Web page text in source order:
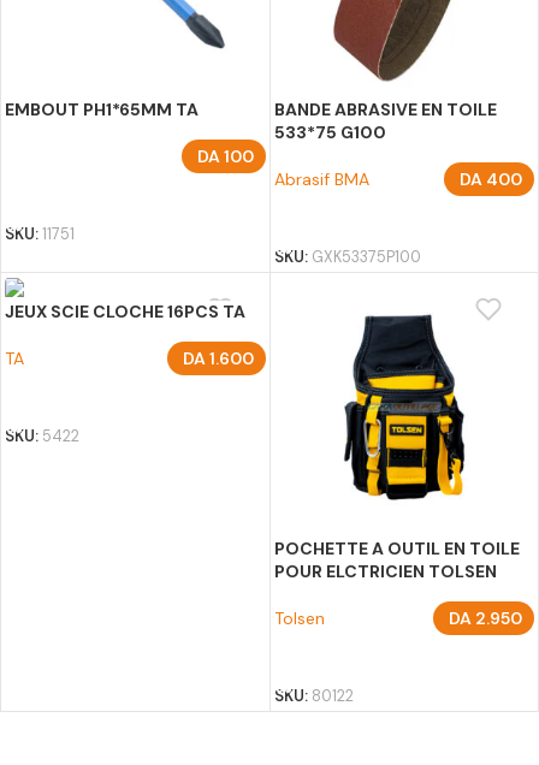
EMBOUT PH1*65MM TA
DA100
SKU:11751
BANDE ABRASIVE EN TOILE
533*75 G100
Abrasif BMA DA 400
SKU: GXK53375P100
JEUX SCIE CLOCHE 16PCS TA
TA DA1.600
SKU: 5422
POCHETTE A OUTIL EN TOILE
POUR ELCTRICIEN TOLSEN
Tolsen DA 2.950
SKU: 80122